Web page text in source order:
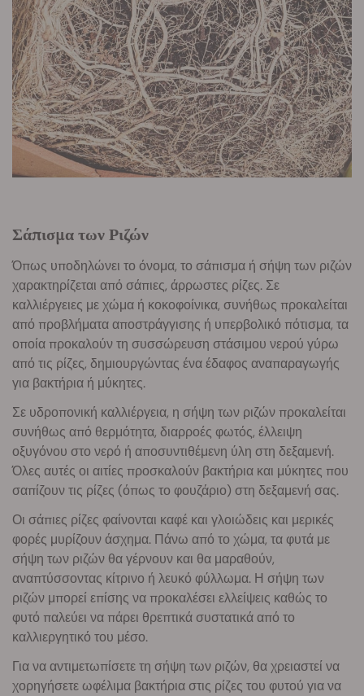
Σάπισμα των Ριζών
Όπως υποδηλώνει το όνομα, το σάπισμα ή σήψη των ριζών
χαρακτηρίζεται από σάπιες, άρρωστες ρίζες. Σε
καλλιέργειες με χώμα ή κοκοφοίνικα, συνήθως προκαλείται
από προβλήματα αποστράγγισης ή υπερβολικό πότισμα, τα
οποία προκαλούν τη συσσώρευση στάσιμου νερού γύρω
από τις ρίζες, δημιουργώντας ένα έδαφος αναπαραγωγής
για βακτήρια ή μύκητες.
Σε υδροπονική καλλιέργεια, η σήψη των ριζών προκαλείται
συνήθως από θερμότητα, διαρροές φωτός, έλλειψη
οξυγόνου στο νερό ή αποσυντιθέμενη ύλη στη δεξαμενή.
Όλες αυτές οι αιτίες προσκαλούν βακτήρια και μύκητες που
σαπίζουν τις ρίζες (όπως το φουζάριο) στη δεξαμενή σας.
Οι σάπιες ρίζες φαίνονται καφέ και γλοιώδεις και μερικές
φορές μυρίζουν άσχημα. Πάνω από το χώμα, τα φυτά με
σήψη των ριζών θα γέρνουν και θα μαραθούν,
αναπτύσσοντας κίτρινο ή λευκό φύλλωμα. Η σήψη των
ριζών μπορεί επίσης να προκαλέσει ελλείψεις καθώς το
φυτό παλεύει να πάρει θρεπτικά συστατικά από το
καλλιεργητικό του μέσο.
Για να αντιμετωπίσετε τη σήψη των ριζών, θα χρειαστεί να
χορηγήσετε ωφέλιμα βακτήρια στις ρίζες του φυτού για να